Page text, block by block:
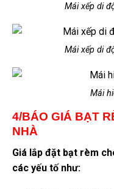
Mái xếp di
Mái xếp di
Mái
4/BÁO GIÁ BẠT
NHÀ
Giá lắp đặt bạt rèm
các yếu tố như: